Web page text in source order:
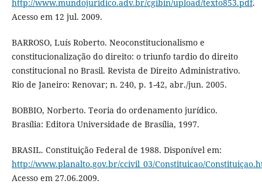
http://www.mundojuridico.adv.br/cgibin/upload/texto853.pdf.
Acesso em 12 jul. 2009.
BARROSO, Luís Roberto. Neoconstitucionalismo e
constitucionalização do direito: o triunfo tardio do direito
constitucional no Brasil. Revista de Direito Administrativo.
Rio de Janeiro: Renovar; n. 240, p. 1-42, abr./jun. 2005.
BOBBIO, Norberto. Teoria do ordenamento jurídico.
Brasília: Editora Universidade de Brasília, 1997.
BRASIL. Constituição Federal de 1988. Disponível em:
http://www.planalto.gov.br/ccivil_03/Constituicao/
Acesso em 27.06.2009.